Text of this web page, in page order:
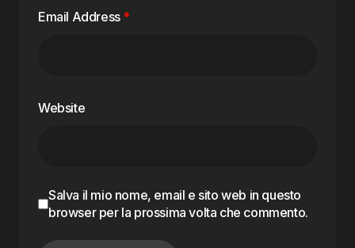
Email Address *
Website
Salva il mio nome, email e sito web in questo
browser per la prossima volta che commento.